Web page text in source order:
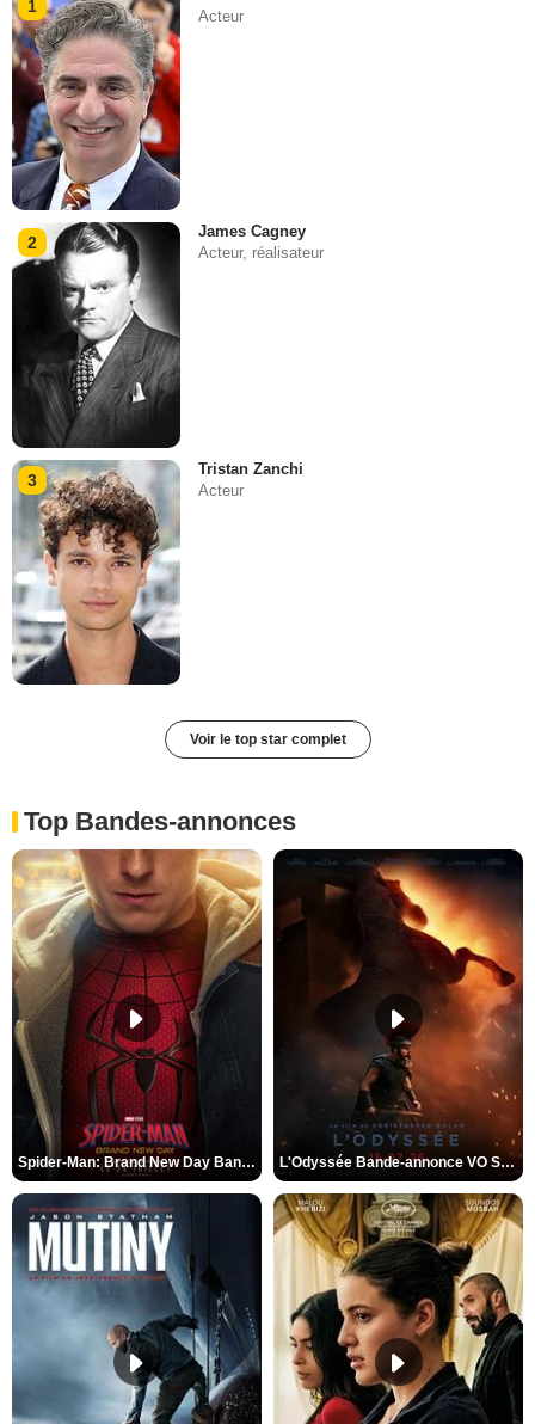
1
Acteur
2
James Cagney
Acteur, réalisateur
3
Tristan Zanchi
Acteur
Voir le top star complet
Top Bandes-annonces
Spider-Man: Brand New Day Bande-annonce VO STFR L'Odyssée Bande-annonce VO STFR